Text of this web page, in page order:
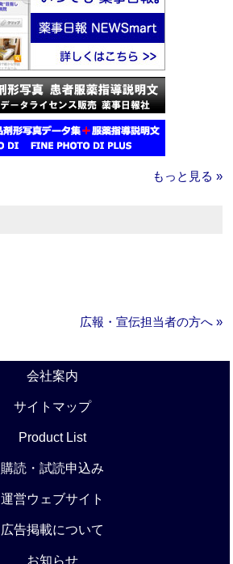
もっと見る »
広報・宣伝担当者の方へ »
会社案内
サイトマップ
Product List
購読・試読申込み
運営ウェブサイト
広告掲載について
お知らせ